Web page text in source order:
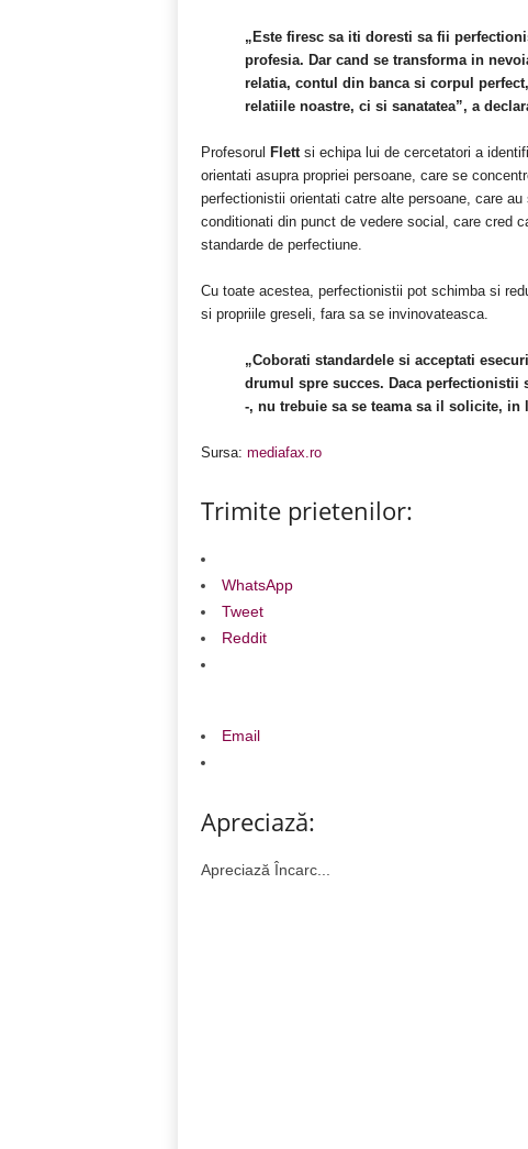
„Este firesc sa iti doresti sa fii
profesia. Dar cand se transforma in
relatia, contul din banca si corpul
relatiile noastre, ci si sanatatea”, a
Profesorul Flettsi echipa lui de cercetatori a
orientati asupra propriei persoane, care se
perfectionistii orientati catre alte persoane, care
conditionati din punct de vedere social, care cred
standarde de perfectiune.
Cu toate acestea, perfectionistii pot schimba si
si propriile greseli, fara sa se invinovateasca.
„Coborati standardele si acceptati
drumul spre succes. Daca perfectionistii
-, nu trebuie sa se teama sa il solicite, in
Sursa: mediafax.ro
Trimite prietenilor:
WhatsApp
Tweet
Reddit
Email
Apreciază:
Apreciază Încarc...